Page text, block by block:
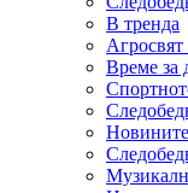
В тренда
Време за